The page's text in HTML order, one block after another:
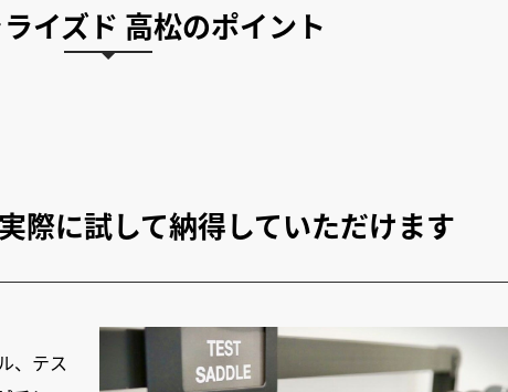
イズド 高松のポイント
際に試して納得していただけます
、テス